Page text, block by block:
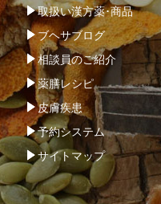
取扱い漢方薬･商品
ブヘサブログ
相談員のご紹介
薬膳レシピ
皮膚疾患
予約システム
サイトマップ